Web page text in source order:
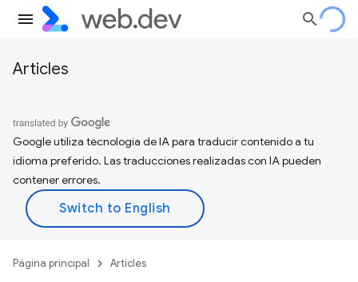
Articles
Google utiliza tecnología de IA para traducir contenido a tu
idioma preferido. Las traducciones realizadas con IA pueden
contener errores.
Página principal Articles